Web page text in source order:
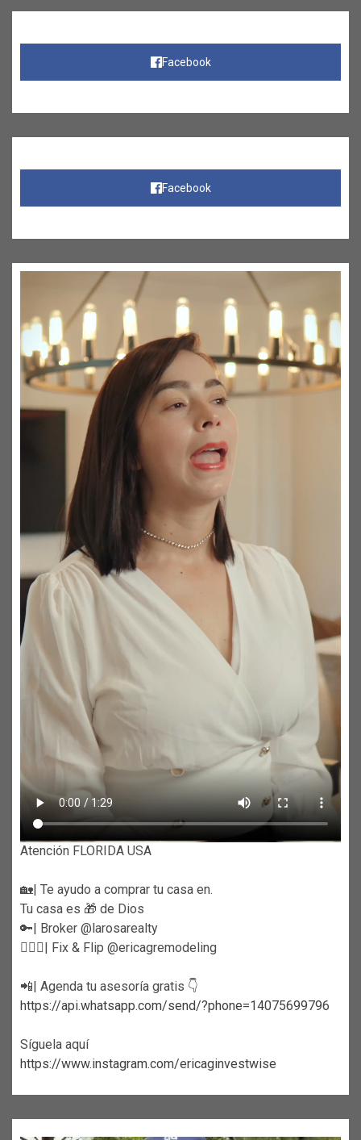
Facebook
Facebook
Atención FLORIDA USA
🏡| Te ayudo a comprar tu casa en.
Tu casa es 🎁 de Dios
🔑| Broker @larosarealty
👷🏼‍♀️| Fix & Flip @ericagremodeling
📲| Agenda tu asesoría gratis 👇
https://api.whatsapp.com/send/?phone=14075699796
Síguela aquí
https://www.instagram.com/ericaginvestwise